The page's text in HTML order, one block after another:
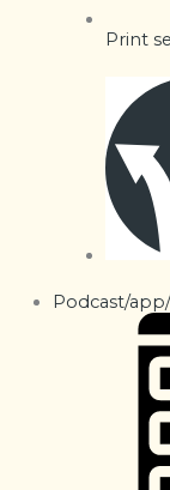
Print
Podcast/